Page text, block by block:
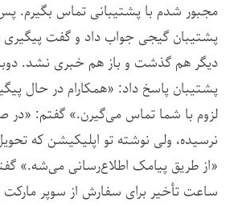
مجبور شدم با پشتیبانی تماس بگیرم.
پشتیبان گیجی جواب داد و گفت
دیگر هم گذشت و باز هم خبری نشد.
پشتیبان پاسخ داد: «همکارام در حال
لزوم با شما تماس می‌گیرن.» گفتم:
نرسیده، ولی نوشته تو اپلیکیشن که
«از طریق پیامک اطلاع‌رسانی می‌شه.»
ساعت تأخیر برای سفارش از سوپر مارکت